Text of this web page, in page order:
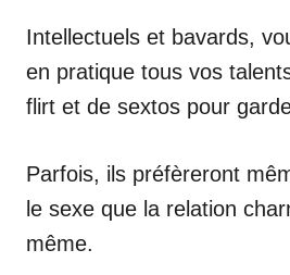
Intellectuels et bavards,
en pratique tous vos
flirt et de sextos pour
Parfois, ils préfèreront
le sexe que la relation
même.